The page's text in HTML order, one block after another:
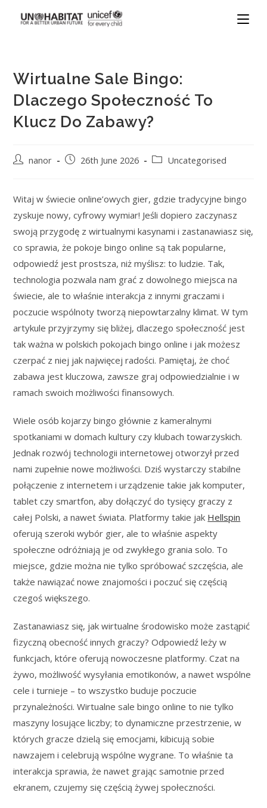
Wirtualne Sale Bingo:
Dlaczego Społeczność To
Klucz Do Zabawy?
nanor 26th June 2026 Uncategorised
Witaj w świecie online’owych gier, gdzie tradycyjne bingo
zyskuje nowy, cyfrowy wymiar! Jeśli dopiero zaczynasz
swoją przygodę z wirtualnymi kasynami i zastanawiasz się,
co sprawia, że pokoje bingo online są tak popularne,
odpowiedź jest prostsza, niż myślisz: to ludzie. Tak,
technologia pozwala nam grać z dowolnego miejsca na
świecie, ale to właśnie interakcja z innymi graczami i
poczucie wspólnoty tworzą niepowtarzalny klimat. W tym
artykule przyjrzymy się bliżej, dlaczego społeczność jest
tak ważna w polskich pokojach bingo online i jak możesz
czerpać z niej jak najwięcej radości. Pamiętaj, że choć
zabawa jest kluczowa, zawsze graj odpowiedzialnie i w
ramach swoich możliwości finansowych.
Wiele osób kojarzy bingo głównie z kameralnymi
spotkaniami w domach kultury czy klubach towarzyskich.
Jednak rozwój technologii internetowej otworzył przed
nami zupełnie nowe możliwości. Dziś wystarczy stabilne
połączenie z internetem i urządzenie takie jak komputer,
tablet czy smartfon, aby dołączyć do tysięcy graczy z
całej Polski, a nawet świata. Platformy takie jak Hellspin
oferują szeroki wybór gier, ale to właśnie aspekty
społeczne odróżniają je od zwykłego grania solo. To
miejsce, gdzie można nie tylko spróbować szczęścia, ale
także nawiązać nowe znajomości i poczuć się częścią
czegoś większego.
Zastanawiasz się, jak wirtualne środowisko może zastąpić
fizyczną obecność innych graczy? Odpowiedź leży w
funkcjach, które oferują nowoczesne platformy. Czat na
żywo, możliwość wysyłania emotikonów, a nawet wspólne
cele i turnieje – to wszystko buduje poczucie
przynależności. Wirtualne sale bingo online to nie tylko
maszyny losujące liczby; to dynamiczne przestrzenie, w
których gracze dzielą się emocjami, kibicują sobie
nawzajem i celebrują wspólne wygrane. To właśnie ta
interakcja sprawia, że nawet grając samotnie przed
ekranem, czujemy się częścią żywej społeczności.